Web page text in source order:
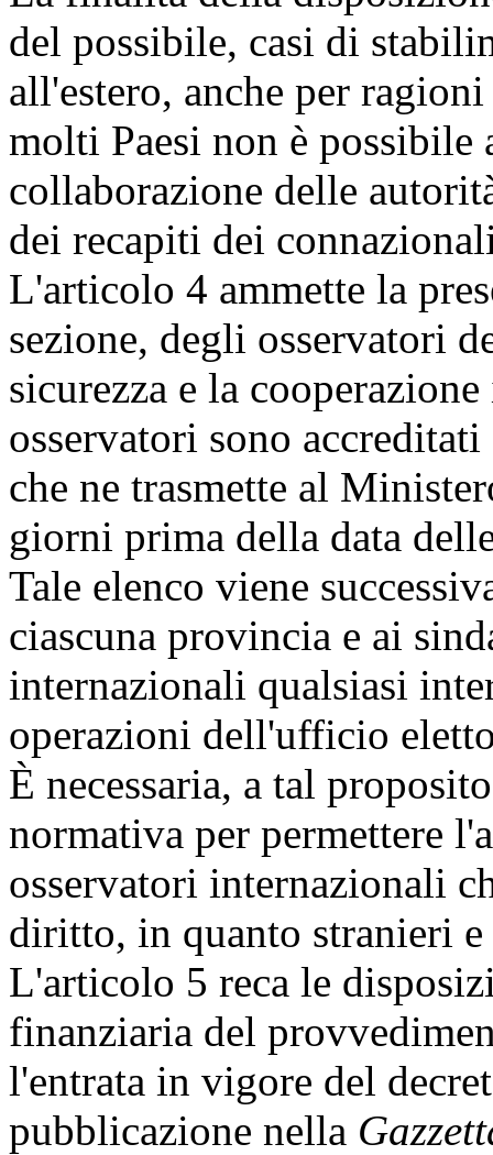
del possibile, casi di
all'estero, anche per
molti Paesi non è
collaborazione delle
dei recapiti dei
L'articolo 4 ammette la
sezione, degli osservatori
sicurezza e la
osservatori sono
che ne trasmette al
giorni prima della data
Tale elenco viene
ciascuna provincia e ai
internazionali qualsiasi
operazioni dell'ufficio
È necessaria, a tal
normativa per permettere
osservatori internazionali
diritto, in quanto stranieri
L'articolo 5 reca le
finanziaria del
l'entrata in vigore del
pubblicazione nella